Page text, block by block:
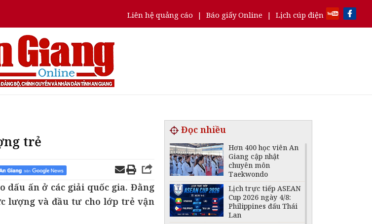
Liên hệ quảng cáo | Báo giấy Online | Lịch cúp điện
trẻ
dấu ấn ở các giải quốc gia. Đằng
lượng và đầu tư cho lớp trẻ vận
Đọc nhiều
Hơn 400 học viên An
Giang cập nhật
chuyên môn
Taekwondo
Lịch trực tiếp ASEAN
Cup 2026 ngày 4/8:
Philippines đấu Thái
Lan